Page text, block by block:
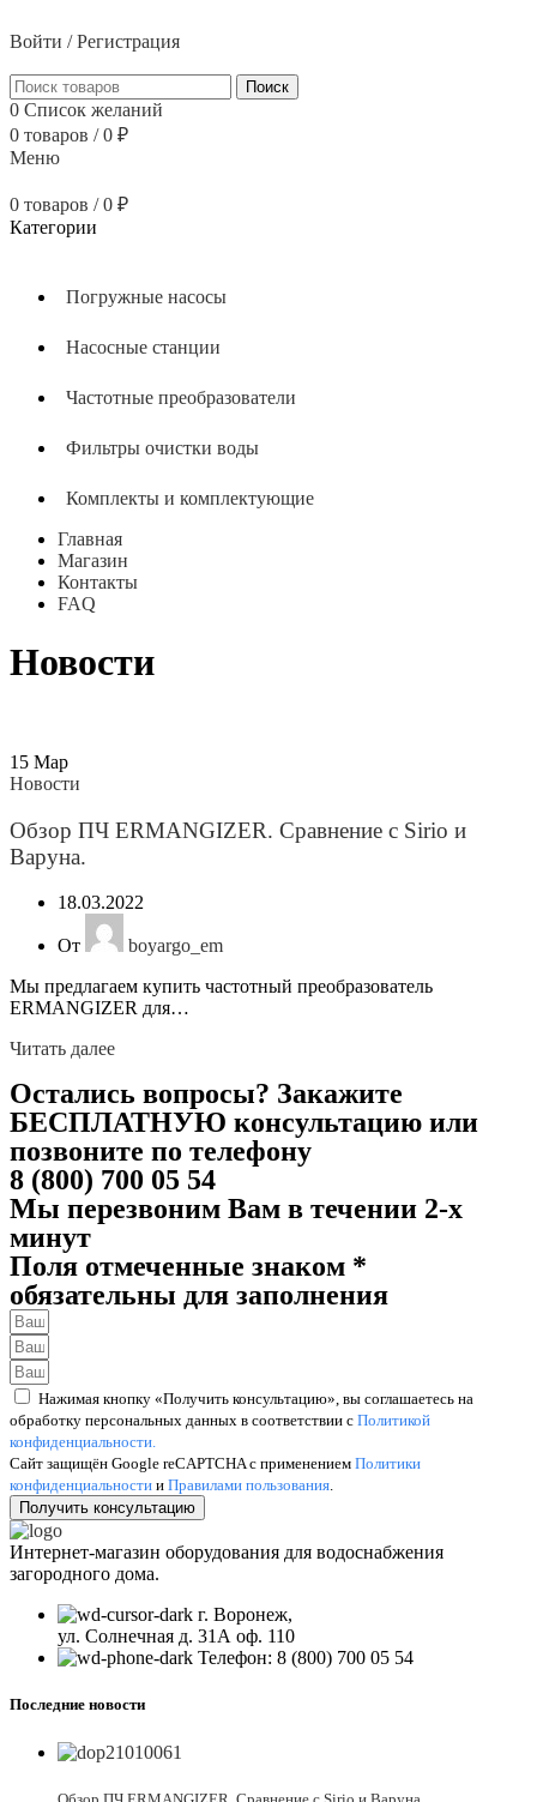
Войти / Регистрация
Поиск
0 Список желаний
0 товаров / 0 ₽
Меню
0 товаров / 0 ₽
Категории
Погружные насосы
Насосные станции
Частотные преобразователи
Фильтры очистки воды
Комплекты и комплектующие
Главная
Магазин
Контакты
FAQ
Новости
15 Мар
Новости
Обзор ПЧ ERMANGIZER. Сравнение с Sirio и
Варуна.
18.03.2022
От
boyargo_em
Мы предлагаем купить частотный преобразователь
ERMANGIZER для…
Читать далее
Остались вопросы? Закажите
БЕСПЛАТНУЮ консультацию или
позвоните по телефону
8 (800) 700 05 54
Мы перезвоним Вам в течении 2-х
минут
Поля отмеченные знаком *
обязательны для заполнения
Нажимая кнопку «Получить консультацию», вы соглашаетесь на
обработку персональных данных в соответствии с Политикой
конфиденциальности.
Сайт защищён Google reCAPTCHA с применением Политики
конфиденциальности и Правилами пользования.
Получить консультацию
Интернет-магазин оборудования для водоснабжения
загородного дома.
г. Воронеж,
ул. Солнечная д. 31А оф. 110
Телефон: 8 (800) 700 05 54
Последние новости